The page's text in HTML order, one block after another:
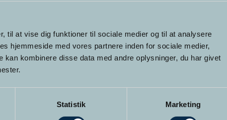
til at vise dig funktioner til sociale medier og til at analysere
hjemmeside med vores partnere inden for sociale medier,
kombinere disse data med andre oplysninger, du har givet
Statistik Marketing